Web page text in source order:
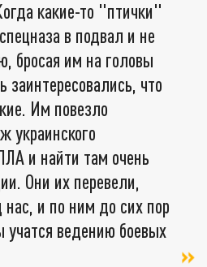
какие-то "птички"
в подвал и не
бросая им на головы
заинтересовались, что
Им повезло
украинского
и найти там очень
Они их перевели,
и по ним до сих пор
учатся ведению боевых